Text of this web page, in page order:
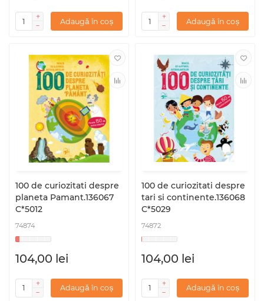
Adaugă în coș Adaugă în coș
100 de curiozitati despre
planeta Pamant.136067
C*5012
74874
104,00 lei
Adaugă în coș
100 de curiozitati despre
tari si continente.136068
C*5029
74872
104,00 lei
Adaugă în coș